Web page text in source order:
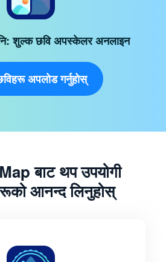
शुल्क छवि अपस्केलर अनलाइन
अपलोड गर्नुहोस्
बाट थप उपयोगी
आनन्द लिनुहोस्